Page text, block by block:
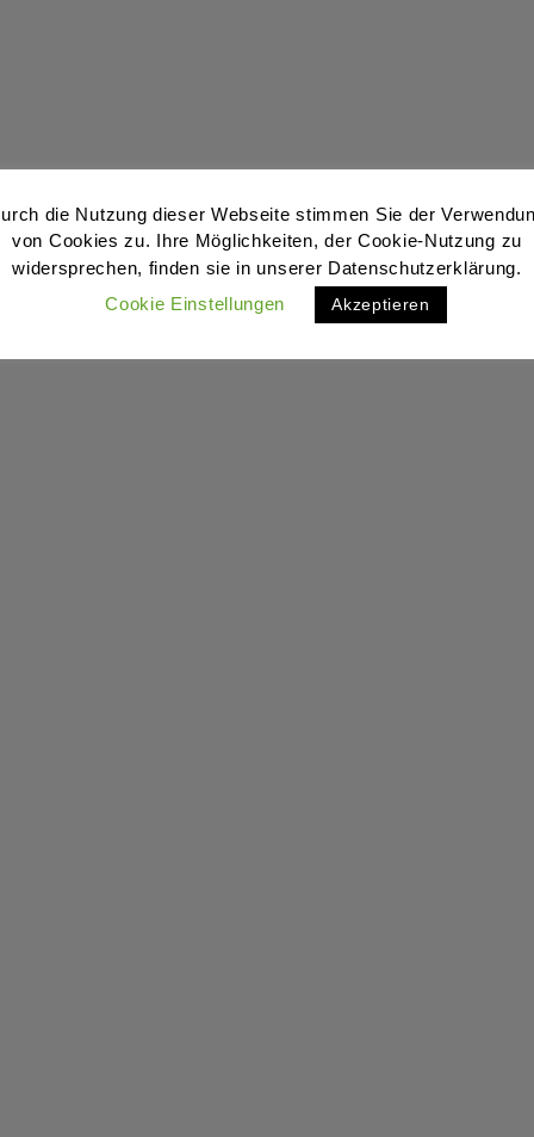
die Nutzung dieser Webseite stimmen Sie der
von Cookies zu. Ihre Möglichkeiten, der Cookie-Nutzung zu
widersprechen, finden sie in unserer Datenschutzerklärung.
Cookie Einstellungen
Akzeptieren